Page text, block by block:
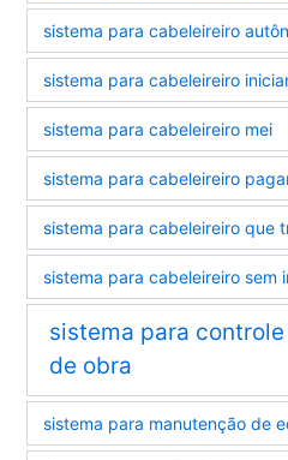
sistema para cabeleireiro
sistema para cabeleireiro
sistema para cabeleireiro mei
sistema para cabeleireiro
sistema para cabeleireiro que
sistema para cabeleireiro sem
sistema para
de obra
sistema para manutenção de